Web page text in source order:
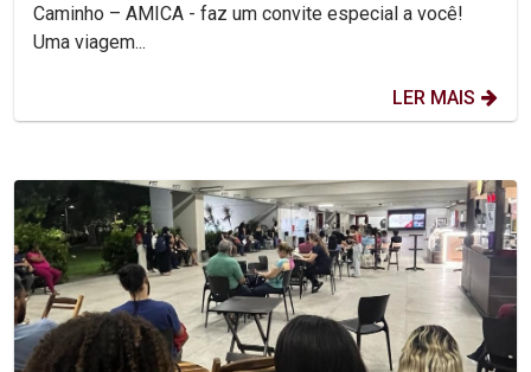
Caminho – AMICA - faz um convite especial a você!
Uma viagem...
LER MAIS